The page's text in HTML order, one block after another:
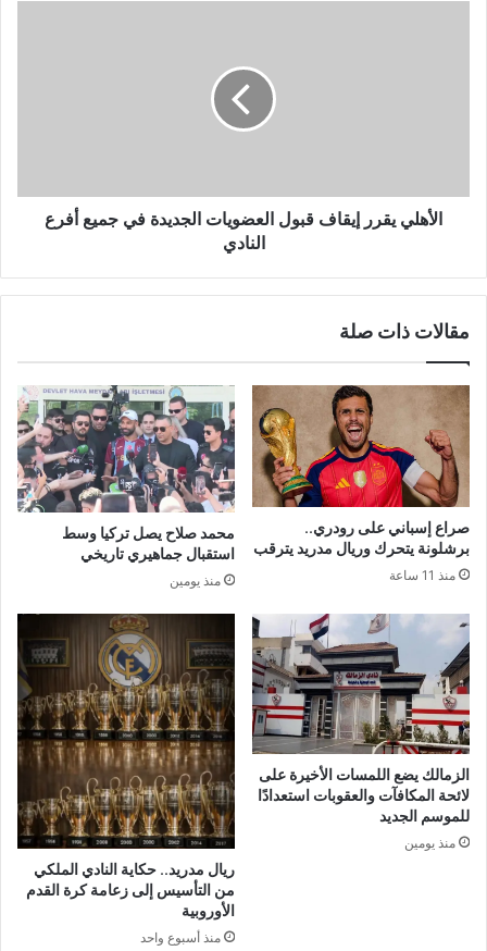
الأهلي يقرر إيقاف قبول العضويات الجديدة في جميع أفرع
النادي
مقالات ذات صلة
صراع إسباني على رودري..
برشلونة يتحرك وريال مدريد يترقب
منذ 11 ساعة
محمد صلاح يصل تركيا وسط
استقبال جماهيري تاريخي
منذ يومين
الزمالك يضع اللمسات الأخيرة على
لائحة المكافآت والعقوبات استعدادًا
للموسم الجديد
منذ يومين
ريال مدريد.. حكاية النادي الملكي
من التأسيس إلى زعامة كرة القدم
الأوروبية
منذ أسبوع واحد